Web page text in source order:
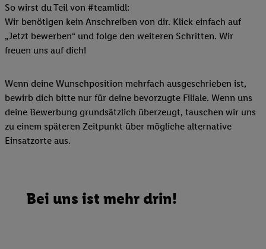
So wirst du Teil von #teamlidl:
Wir benötigen kein Anschreiben von dir. Klick einfach auf
„Jetzt bewerben“ und folge den weiteren Schritten. Wir
freuen uns auf dich!
Wenn deine Wunschposition mehrfach ausgeschrieben ist,
bewirb dich bitte nur für deine bevorzugte Filiale. Wenn uns
deine Bewerbung grundsätzlich überzeugt, tauschen wir uns
zu einem späteren Zeitpunkt über mögliche alternative
Einsatzorte aus.
Bei uns ist mehr drin!